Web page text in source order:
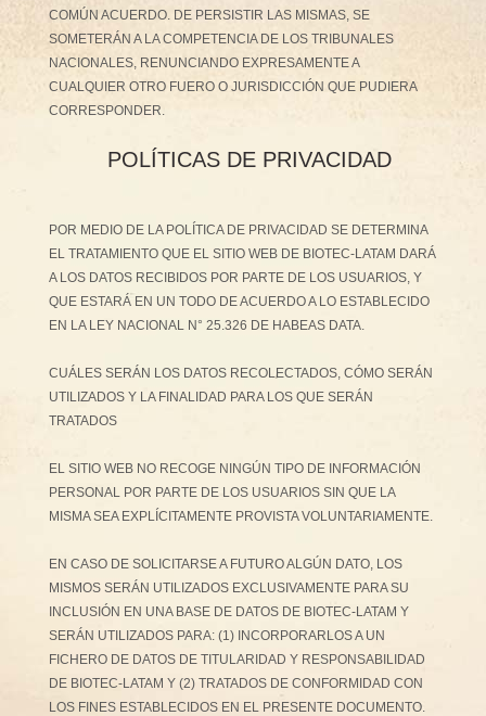
COMÚN ACUERDO. DE PERSISTIR LAS MISMAS, SE
SOMETERÁN A LA COMPETENCIA DE LOS TRIBUNALES
NACIONALES, RENUNCIANDO EXPRESAMENTE A
CUALQUIER OTRO FUERO O JURISDICCIÓN QUE PUDIERA
CORRESPONDER.
POLÍTICAS DE PRIVACIDAD
POR MEDIO DE LA POLÍTICA DE PRIVACIDAD SE DETERMINA
EL TRATAMIENTO QUE EL SITIO WEB DE BIOTEC-LATAM DARÁ
A LOS DATOS RECIBIDOS POR PARTE DE LOS USUARIOS, Y
QUE ESTARÁ EN UN TODO DE ACUERDO A LO ESTABLECIDO
EN LA LEY NACIONAL N° 25.326 DE HABEAS DATA.
CUÁLES SERÁN LOS DATOS RECOLECTADOS, CÓMO SERÁN
UTILIZADOS Y LA FINALIDAD PARA LOS QUE SERÁN
TRATADOS
EL SITIO WEB NO RECOGE NINGÚN TIPO DE INFORMACIÓN
PERSONAL POR PARTE DE LOS USUARIOS SIN QUE LA
MISMA SEA EXPLÍCITAMENTE PROVISTA VOLUNTARIAMENTE.
EN CASO DE SOLICITARSE A FUTURO ALGÚN DATO, LOS
MISMOS SERÁN UTILIZADOS EXCLUSIVAMENTE PARA SU
INCLUSIÓN EN UNA BASE DE DATOS DE BIOTEC-LATAM Y
SERÁN UTILIZADOS PARA: (1) INCORPORARLOS A UN
FICHERO DE DATOS DE TITULARIDAD Y RESPONSABILIDAD
DE BIOTEC-LATAM Y (2) TRATADOS DE CONFORMIDAD CON
LOS FINES ESTABLECIDOS EN EL PRESENTE DOCUMENTO.